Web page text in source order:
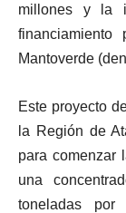
millones y la
Mantoverde
Este proyecto
la Región de
para comenzar
una
toneladas por